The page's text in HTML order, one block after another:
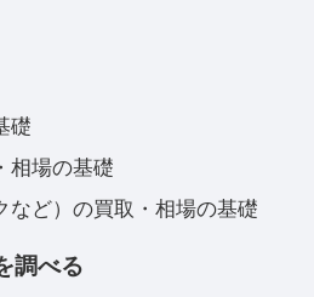
礎
相場の基礎
など）の買取・相場の基礎
調べる